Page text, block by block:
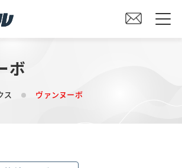
ボ
ス ヴァンヌーボ